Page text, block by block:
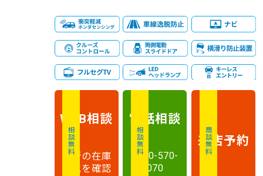
相談無料
WEB相談
最新の在庫
状況を確認
相談無料
電話相談
0120-570-
070
商談無料
来店予約